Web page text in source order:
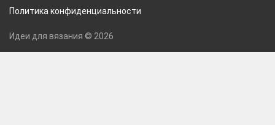
Политика конфиденциальности
Идеи для вязания © 2026